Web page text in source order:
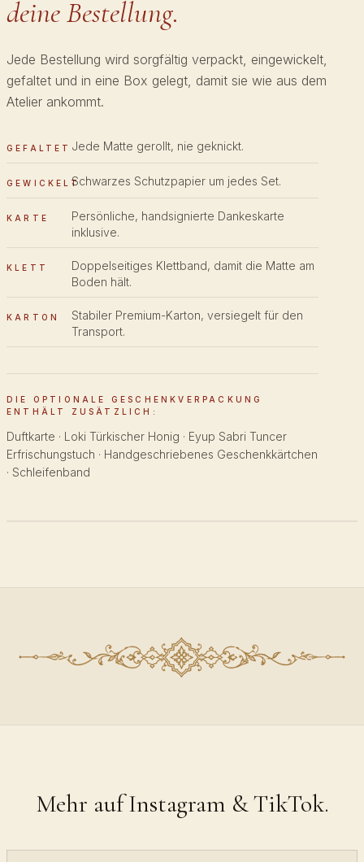
deine Bestellung.
Jede Bestellung wird sorgfältig verpackt, eingewickelt,
gefaltet und in eine Box gelegt, damit sie wie aus dem
Atelier ankommt.
GEFALTET Jede Matte gerollt, nie geknickt.
GEWICKELTSchwarzes Schutzpapier um jedes Set.
KARTE
Persönliche, handsignierte Dankeskarte
inklusive.
KLETT
Doppelseitiges Klettband, damit die Matte am
Boden hält.
KARTON
Stabiler Premium-Karton, versiegelt für den
Transport.
DIE OPTIONALE GESCHENKVERPACKUNG
ENTHÄLT ZUSÄTZLICH:
Duftkarte · Loki Türkischer Honig · Eyup Sabri Tuncer
Erfrischungstuch · Handgeschriebenes Geschenkkärtchen
· Schleifenband
Mehr auf Instagram & TikTok.